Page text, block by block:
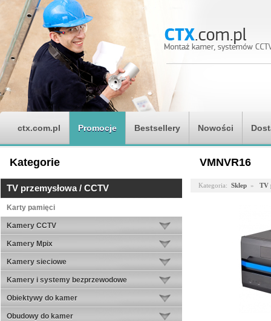
ctx.com.pl Promocje Bestsellery Nowości
Kategorie
TV przemysłowa / CCTV
Karty pamięci
Kamery CCTV
Kamery Mpix
Kamery sieciowe
Kamery i systemy bezprzewodowe
Obiektywy do kamer
Obudowy do kamer
VMNVR16
Kategoria: Sklep » TV